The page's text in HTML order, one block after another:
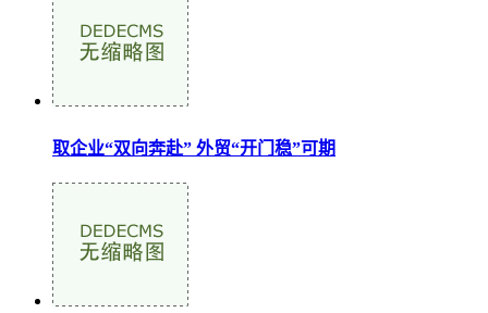
取企业“双向奔赴” 外贸“开门稳”可期